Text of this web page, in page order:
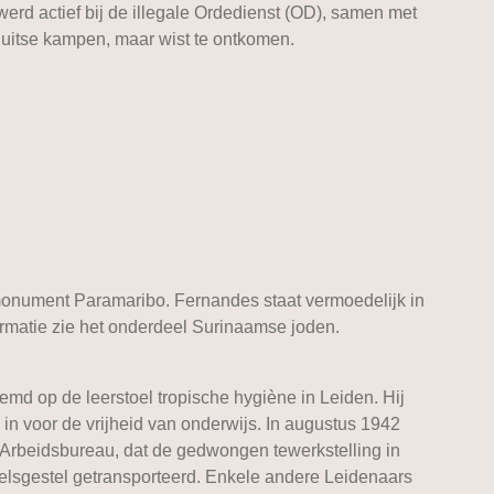
actief bij de illegale Ordedienst (OD), samen met
kampen, maar wist te ontkomen.
Paramaribo. Fernandes staat vermoedelijk in
zie het onderdeel Surinaamse joden.
op de leerstoel tropische hygiène in Leiden. Hij
voor de vrijheid van onderwijs. In augustus 1942
dat de gedwongen tewerkstelling in
getransporteerd. Enkele andere Leidenaars